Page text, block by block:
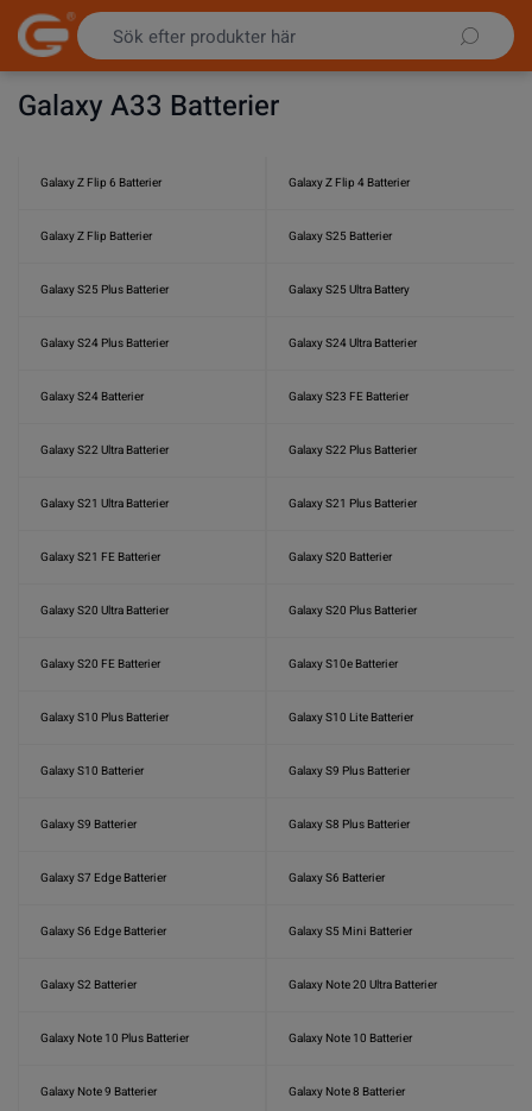
Hoppa till innehållet
Galaxy A33 Batterier
Galaxy Z Flip 6 Batterier Galaxy Z Flip 4 Batterier
Galaxy Z Flip Batterier Galaxy S25 Batterier
Galaxy S25 Plus Batterier Galaxy S25 Ultra Battery
Galaxy S24 Plus Batterier Galaxy S24 Ultra Batterier
Galaxy S24 Batterier Galaxy S23 FE Batterier
Galaxy S22 Ultra Batterier Galaxy S22 Plus Batterier
Galaxy S21 Ultra Batterier Galaxy S21 Plus Batterier
Galaxy S21 FE Batterier Galaxy S20 Batterier
Galaxy S20 Ultra Batterier Galaxy S20 Plus Batterier
Galaxy S20 FE Batterier Galaxy S10e Batterier
Galaxy S10 Plus Batterier Galaxy S10 Lite Batterier
Galaxy S10 Batterier Galaxy S9 Plus Batterier
Galaxy S9 Batterier Galaxy S8 Plus Batterier
Galaxy S7 Edge Batterier Galaxy S6 Batterier
Galaxy S6 Edge Batterier Galaxy S5 Mini Batterier
Galaxy S2 Batterier Galaxy Note 20 Ultra Batterier
Galaxy Note 10 Plus Batterier Galaxy Note 10 Batterier
Galaxy Note 9 Batterier Galaxy Note 8 Batterier